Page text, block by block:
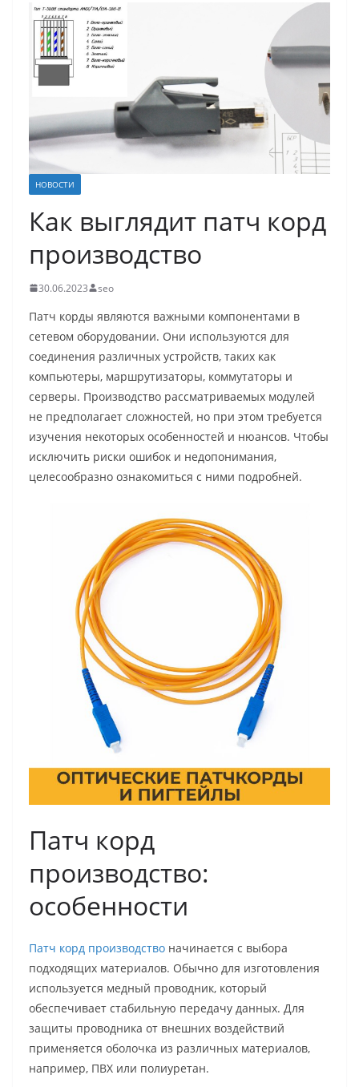
НОВОСТИ
Как выглядит патч корд
производство
30.06.2023 seo
Патч корды являются важными компонентами в
сетевом оборудовании. Они используются для
соединения различных устройств, таких как
компьютеры, маршрутизаторы, коммутаторы и
серверы. Производство рассматриваемых модулей
не предполагает сложностей, но при этом требуется
изучения некоторых особенностей и нюансов. Чтобы
исключить риски ошибок и недопонимания,
целесообразно ознакомиться с ними подробней.
Патч корд
производство:
особенности
Патч корд производство начинается с выбора
подходящих материалов. Обычно для изготовления
используется медный проводник, который
обеспечивает стабильную передачу данных. Для
защиты проводника от внешних воздействий
применяется оболочка из различных материалов,
например, ПВХ или полиуретан.